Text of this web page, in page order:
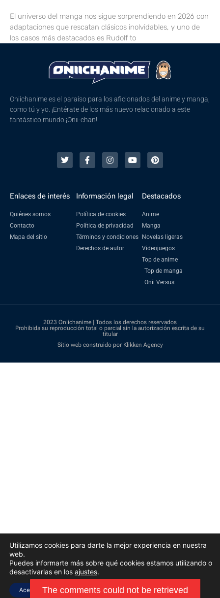
El universo del manga nos sigue sorprendiendo en 2026 con
adaptaciones que rescatan clásicos inolvidables, y uno de
los casos más destacados es Rudolf to
Oniichanime es el paraíso para los aficionados del anime y manga,
como tú y yo. ¡Entérate de los más nuevo relacionado a este
fantástico mundo ¡Onii-chan!
Enlaces de interés
Quiénes somos
Contacto
Mapa del sitio
Información legal
Política de cookies
Política de privacidad
Términos y condiciones
Derechos de autor
Destacados
Anime
Manga
Novelas ligeras
Videojuegos
Top de anime
Top de manga
Onii Versus
2023 Oniichanime | Todos los derechos reservados
Prohibida su reproducción total o parcial sin la autorización escrita de su
titular
Sitio web construido por Klikken Agency
Utilizamos cookies para darte la mejor experiencia en nuestra
web.
Puedes informarte más sobre qué cookies estamos utilizando o
desactivarlas en los ajustes.
Aceptar